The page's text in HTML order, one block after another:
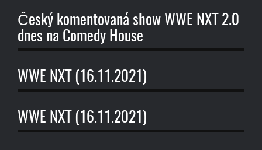
Český komentovaná show WWE NXT 2.0
dnes na Comedy House
WWE NXT (16.11.2021)
WWE NXT (16.11.2021)